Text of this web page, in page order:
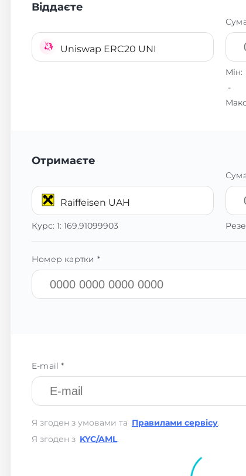
Віддаєте
Uniswap ERC20 UNI
Мін:
-
Отримаєте
Raiffeisen UAH
Курс: 1: 169.91099903
Номер картки *
E-mail *
Я згоден з умовами та Правилами сервісу.
Я згоден з KYC/AML.